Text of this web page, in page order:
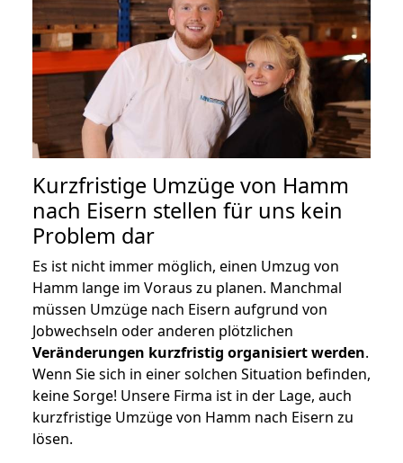
Kurzfristige Umzüge von Hamm
nach Eisern stellen für uns kein
Problem dar
Es ist nicht immer möglich, einen Umzug von
Hamm lange im Voraus zu planen. Manchmal
müssen Umzüge nach Eisern aufgrund von
Jobwechseln oder anderen plötzlichen
Veränderungen kurzfristig organisiert werden.
Wenn Sie sich in einer solchen Situation befinden,
keine Sorge! Unsere Firma ist in der Lage, auch
kurzfristige Umzüge von Hamm nach Eisern zu
lösen.